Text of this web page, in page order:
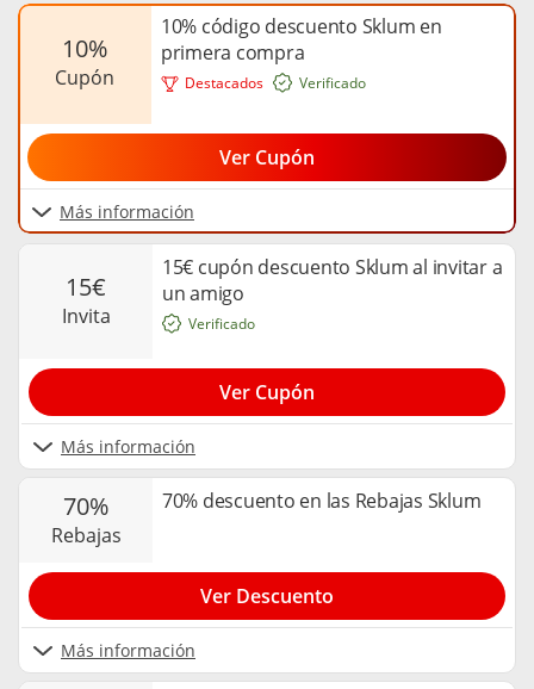
Destacados
10%
cupón
10% código descuento Sklum en
primera compra
Más información
Verificado
Ver Cupón
15€
invita
15€ cupón descuento Sklum al invitar a
un amigo
Más información
Verificado
Ver Cupón
70%
rebajas
70% descuento en las Rebajas Sklum
Más información
Ver Descuento